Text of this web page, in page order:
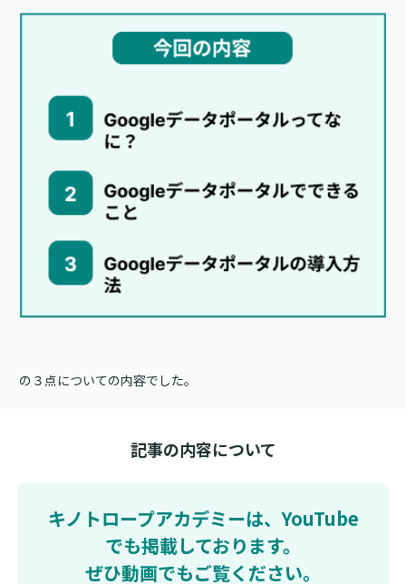
の３点についての内容でした。
記事の内容について
キノトロープアカデミーは、YouTube
でも掲載しております。
ぜひ動画でもご覧ください。